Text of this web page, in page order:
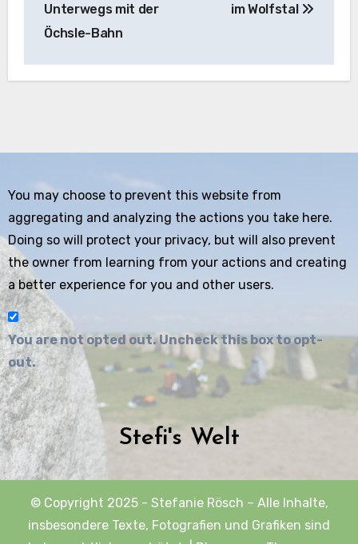
Unterwegs mit der
Öchsle-Bahn
im Wolfstal
You may choose to prevent this website from
aggregating and analyzing the actions you take here.
Doing so will protect your privacy, but will also prevent
the owner from learning from your actions and creating
a better experience for you and other users.
You are not opted out. Uncheck this box to opt-
out.
Stefi's Welt
© Copyright 2025 - Stefanie Rösch – Alle Inhalte,
insbesondere Texte, Fotografien und Grafiken sind